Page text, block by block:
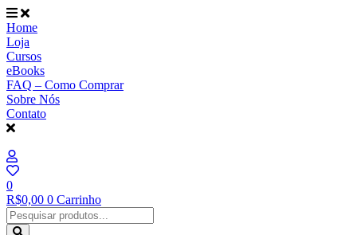
Ir
para
o
conteúdo
Home
Loja
Cursos
eBooks
FAQ – Como Comprar
Sobre Nós
Contato
0
R$0,00 0 Carrinho
Pesquisar
...